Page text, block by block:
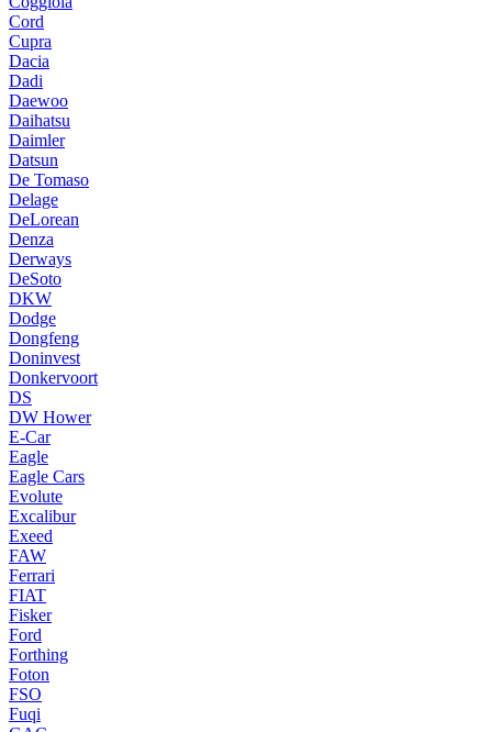
Cord
Cupra
Dacia
Dadi
Daewoo
Daihatsu
Daimler
Datsun
De Tomaso
Delage
DeLorean
Denza
Derways
DeSoto
DKW
Dodge
Dongfeng
Doninvest
Donkervoort
DS
DW Hower
E-Car
Eagle
Eagle Cars
Evolute
Excalibur
Exeed
FAW
Ferrari
FIAT
Fisker
Ford
Forthing
Foton
FSO
Fuqi